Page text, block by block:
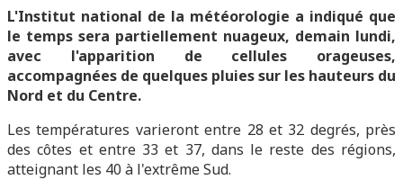
L'Institut national de la météorologie a indiqué que
le temps sera partiellement nuageux, demain lundi,
avec l'apparition de cellules orageuses,
accompagnées de quelques pluies sur les hauteurs du
Nord et du Centre.
Les températures varieront entre 28 et 32 degrés, près
des côtes et entre 33 et 37, dans le reste des régions,
atteignant les 40 à l'extrême Sud.